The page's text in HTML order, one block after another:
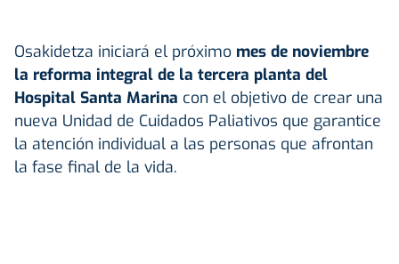
Osakidetza iniciará el próximo mes de noviembre
la reforma integral de la tercera planta del
Hospital Santa Marina con el objetivo de crear una
nueva Unidad de Cuidados Paliativos que garantice
la atención individual a las personas que afrontan
la fase final de la vida.